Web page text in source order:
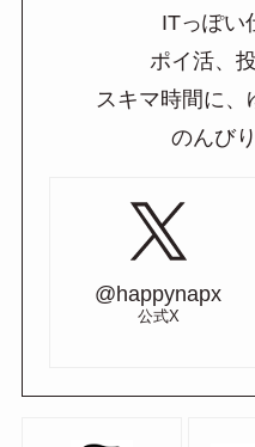
ITっぽい
ポイ活、
スキマ時間に
のんび
@happynapx
公式X